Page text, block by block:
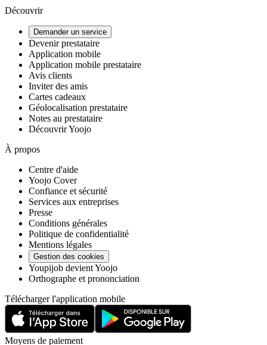
Découvrir
Demander un service
Devenir prestataire
Application mobile
Application mobile prestataire
Avis clients
Inviter des amis
Cartes cadeaux
Géolocalisation prestataire
Notes au prestataire
Découvrir Yoojo
À propos
Centre d'aide
Yoojo Cover
Confiance et sécurité
Services aux entreprises
Presse
Conditions générales
Politique de confidentialité
Mentions légales
Gestion des cookies
Youpijob devient Yoojo
Orthographe et prononciation
Télécharger l'application mobile
Moyens de paiement